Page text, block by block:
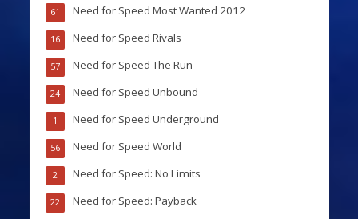
Need for Speed Most Wanted 2012
61
Need for Speed Rivals
16
Need for Speed The Run
57
Need for Speed Unbound
24
Need for Speed Underground
1
Need for Speed World
56
Need for Speed: No Limits
2
Need for Speed: Payback
22